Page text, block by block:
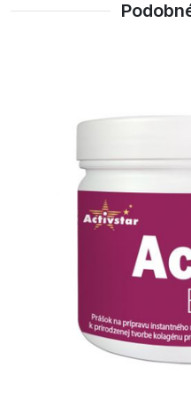
rozmíchejte v přibližně
Nepřekračujte
vhodný pro těhotné a
Skladujte na suchém a
25 °C, mimo dosah
Tekutá kloubní výživa
glukosaminem,
chrupavek a